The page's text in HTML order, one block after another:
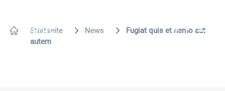
DE
Startseite News
Fugiat quis et nemo aut
autem